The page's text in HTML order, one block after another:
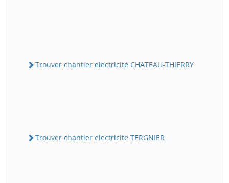
Trouver chantier electricite CHATEAU-THIERRY
Trouver chantier electricite TERGNIER